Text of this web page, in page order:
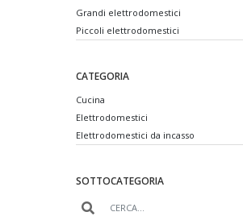
Grandi elettrodomestici
Piccoli elettrodomestici
CATEGORIA
Cucina
Elettrodomestici
Elettrodomestici da incasso
SOTTOCATEGORIA
ACER